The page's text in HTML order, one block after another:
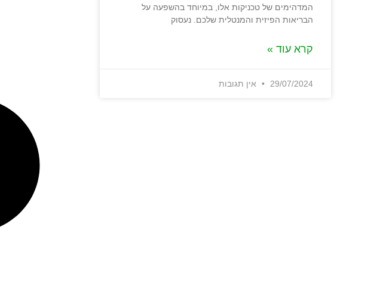
המדהימים של טכניקות אלו, במיוחד בהשפעה על
הבריאות הפיזית והמנטלית שלכם. נעסוק
קרא עוד »
29/07/2024 אין תגובות